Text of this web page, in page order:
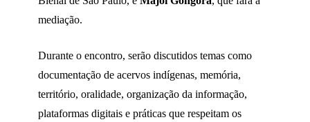
mediação.
Durante o encontro, serão discutidos temas como
documentação de acervos indígenas, memória,
território, oralidade, organização da informação,
plataformas digitais e práticas que respeitam os